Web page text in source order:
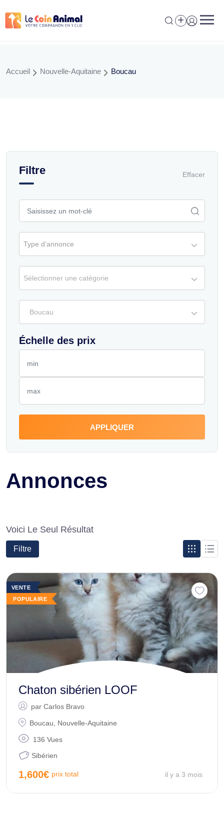
au
Accueil Nouvelle-Aquitaine Boucau
Filtre Effacer
Type d’annonce
Sélectionner une catégorie
Boucau
Échelle des prix
APPLIQUER
Annonces
Voici Le Seul Résultat
Filtre
VENTE
POPULAIRE
Chaton sibérien LOOF
par Carlos Bravo
Boucau Nouvelle-Aquitaine
136 Vues
Sibérien
1,600€ prix total il y a 3 mois